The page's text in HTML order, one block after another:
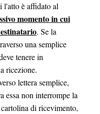
l'atto è affidato al
momento in cui
. Se la
una semplice
tenere in
ricezione.
lettera semplice,
essa non interrompe la
di ricevimento,